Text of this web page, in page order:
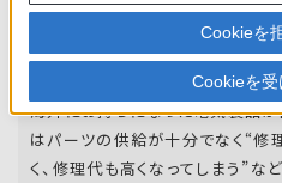
世界47の国や地域で共通
ています。
海外にお持ちになった電気製品
はパーツの供給が十分でなく“修
く、修理代も高くなってしまう”な
Cookieを
Cookieを受